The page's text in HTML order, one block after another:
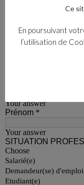
Ce
En poursuivant
l’utilisation de